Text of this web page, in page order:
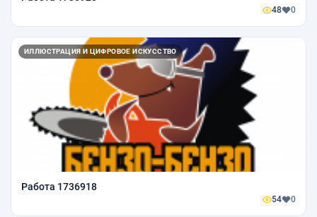
48 0
ИЛЛЮСТРАЦИЯ И ЦИФРОВОЕ ИСКУССТВО
Работа 1736918
54 0